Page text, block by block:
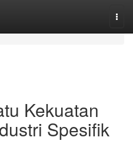
Kekuatan
Spesifik